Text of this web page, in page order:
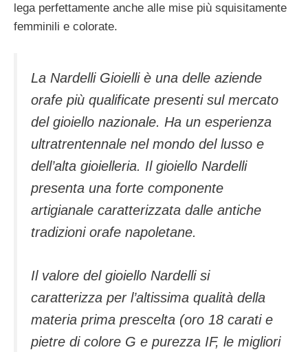
lega perfettamente anche alle mise più squisitamente
femminili e colorate.
La Nardelli Gioielli è una delle aziende
orafe più qualificate presenti sul mercato
del gioiello nazionale. Ha un esperienza
ultratrentennale nel mondo del lusso e
dell’alta gioielleria. Il gioiello Nardelli
presenta una forte componente
artigianale caratterizzata dalle antiche
tradizioni orafe napoletane.
Il valore del gioiello Nardelli si
caratterizza per l’altissima qualità della
materia prima prescelta (oro 18 carati e
pietre di colore G e purezza IF, le migliori